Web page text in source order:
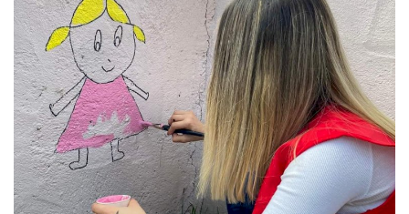
Siyaset
Ekonomi
Spor
SAĞLIK
EĞİTİM